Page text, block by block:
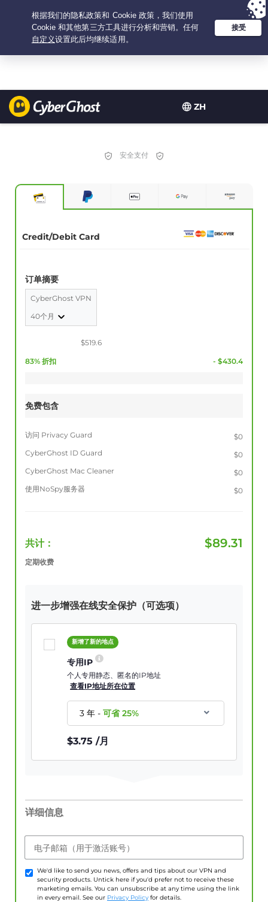
ZH
Your choice:The Best Dealfor 3.3333333333333-years at $2.23
/month
安全支付
Credit/Debit Card
订单摘要
CyberGhost VPN
40个月
$519.6
83% 折扣 - $430.4
免费包含
访问 Privacy Guard
$0
CyberGhost ID Guard
$0
CyberGhost Mac Cleaner
$0
使用NoSpy服务器
$0
共计： $89.31
定期收费
进一步增强在线安全保护（可选项）
新增了新的地点
专用IP
个人专用静态、匿名的IP地址
查看IP地址所在位置
3 年-可省25%
$3.75 /月
详细信息
电子邮箱（用于激活账号）
We'd like to send you news, offers and tips about our VPN and
security products. Untick here if you'd prefer not to receive these
marketing emails. You can unsubscribe at any time using the link
in every email. See our Privacy Policy for details.